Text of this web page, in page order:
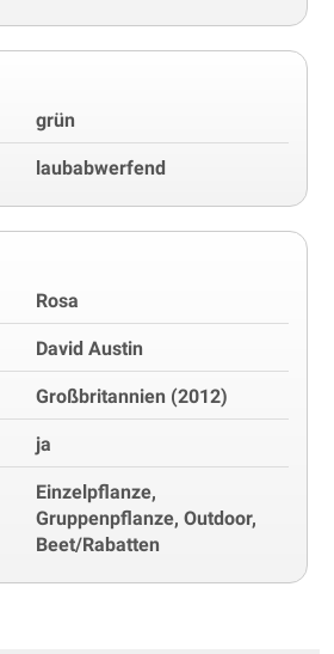
grün
laubabwerfend
Rosa
David Austin
Großbritannien (2012)
ja
Einzelpflanze,
Gruppenpflanze, Outdoor,
Beet/Rabatten